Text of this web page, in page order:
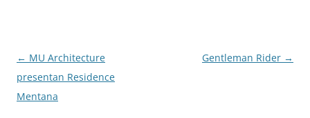
Navegación
de
entradas
← MU Architecture
presentan Residence
Mentana
Gentleman Rider →